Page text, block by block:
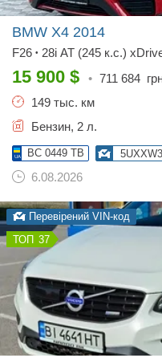
BMW X4 2014
F26 • 28i AT (245 к.с.)
15 900 $ • 711 684
149 тыс. км
Бензин, 2 л.
BC 0449 TB
6.08.2026
Перевірений VIN-код
37